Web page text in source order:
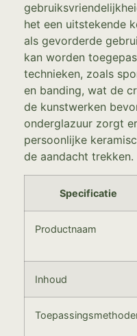
het een uitstekende
als gevorderde
kan worden
technieken, zoals
en banding, wat de
de kunstwerken
onderglazuur zorgt
persoonlijke
de aandacht trekken.
Specificatie
Productnaam
Inhoud